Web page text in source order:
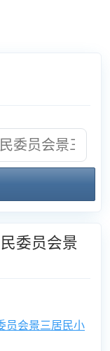
委员会景
员会景三居民小